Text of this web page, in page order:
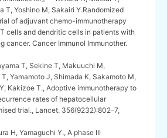
T, Yoshino M, Sakairi Y.Randomized
of adjuvant chemo-immunotherapy
cells and dendritic cells in patients with
cancer. Cancer Immunol Immunother.
T, Sekine T, Makuuchi M,
Yamamoto J, Shimada K, Sakamoto M,
Kakizoe T., Adoptive immunotherapy to
rates of hepatocellular
trial., Lancet. 356(9232):802-7,
H, Yamaguchi Y., A phase III